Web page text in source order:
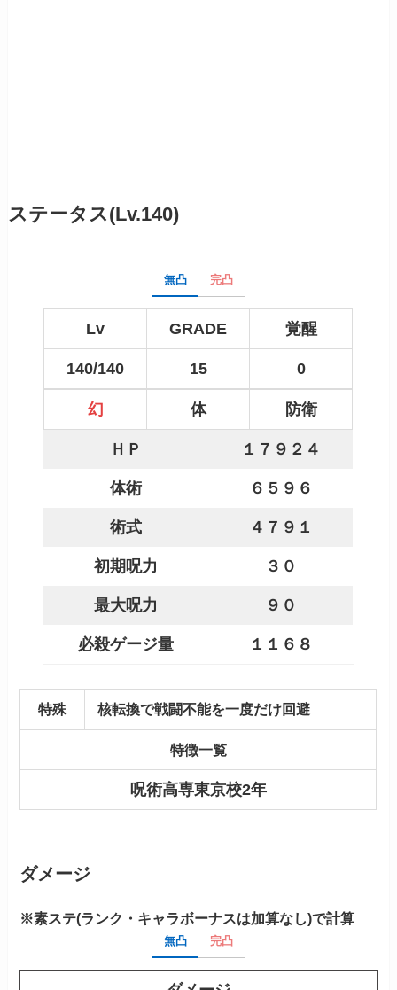
ステータス(Lv.140)
無凸 完凸
Lv GRADE 覚醒
140/140 15 0
幻 体 防衛
ＨＰ １７９２４
体術 ６５９６
術式 ４７９１
初期呪力 ３０
最大呪力 ９０
必殺ゲージ量 １１６８
特殊 核転換で戦闘不能を一度だけ回避
特徴一覧
呪術高専東京校2年
ダメージ
※素ステ(ランク・キャラボーナスは加算なし)で計算
無凸 完凸